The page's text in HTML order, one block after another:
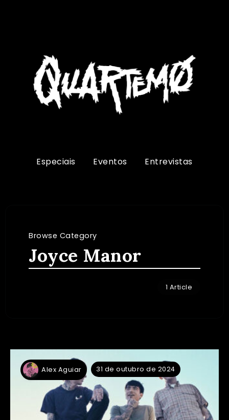
Especiais Eventos Entrevistas
Browse Category
Joyce Manor
1 Article
Alex Aguiar 31 de outubro de 2024